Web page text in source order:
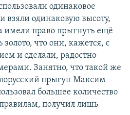
одинаковое
взяли одинаковую высоту,
имели право прыгнуть ещё
что они, кажется, с
и сделали, радостно
Занятно, что такой же
прыгун Максим
большее количество
получил лишь